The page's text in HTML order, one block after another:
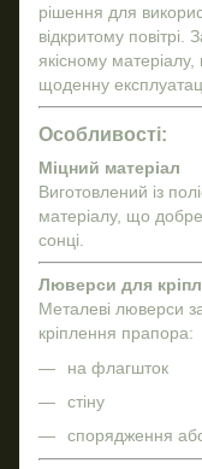
рішення для
відкритому
якісному
щоденну
Особливості:
Міцний матеріал
Виготовлений із
матеріалу, що
сонці.
Люверси для
Металеві люверси
кріплення прапора:
на флагшток
стіну
спорядження